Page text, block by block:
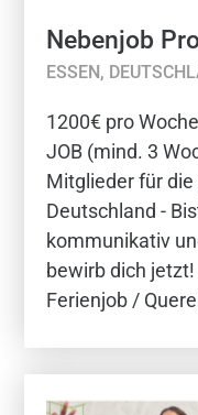
Nebenjob
ESSEN,
1200€ pro
JOB (mind. 3
Mitglieder für
Deutschland -
kommunikativ
bewirb dich
Ferienjob /